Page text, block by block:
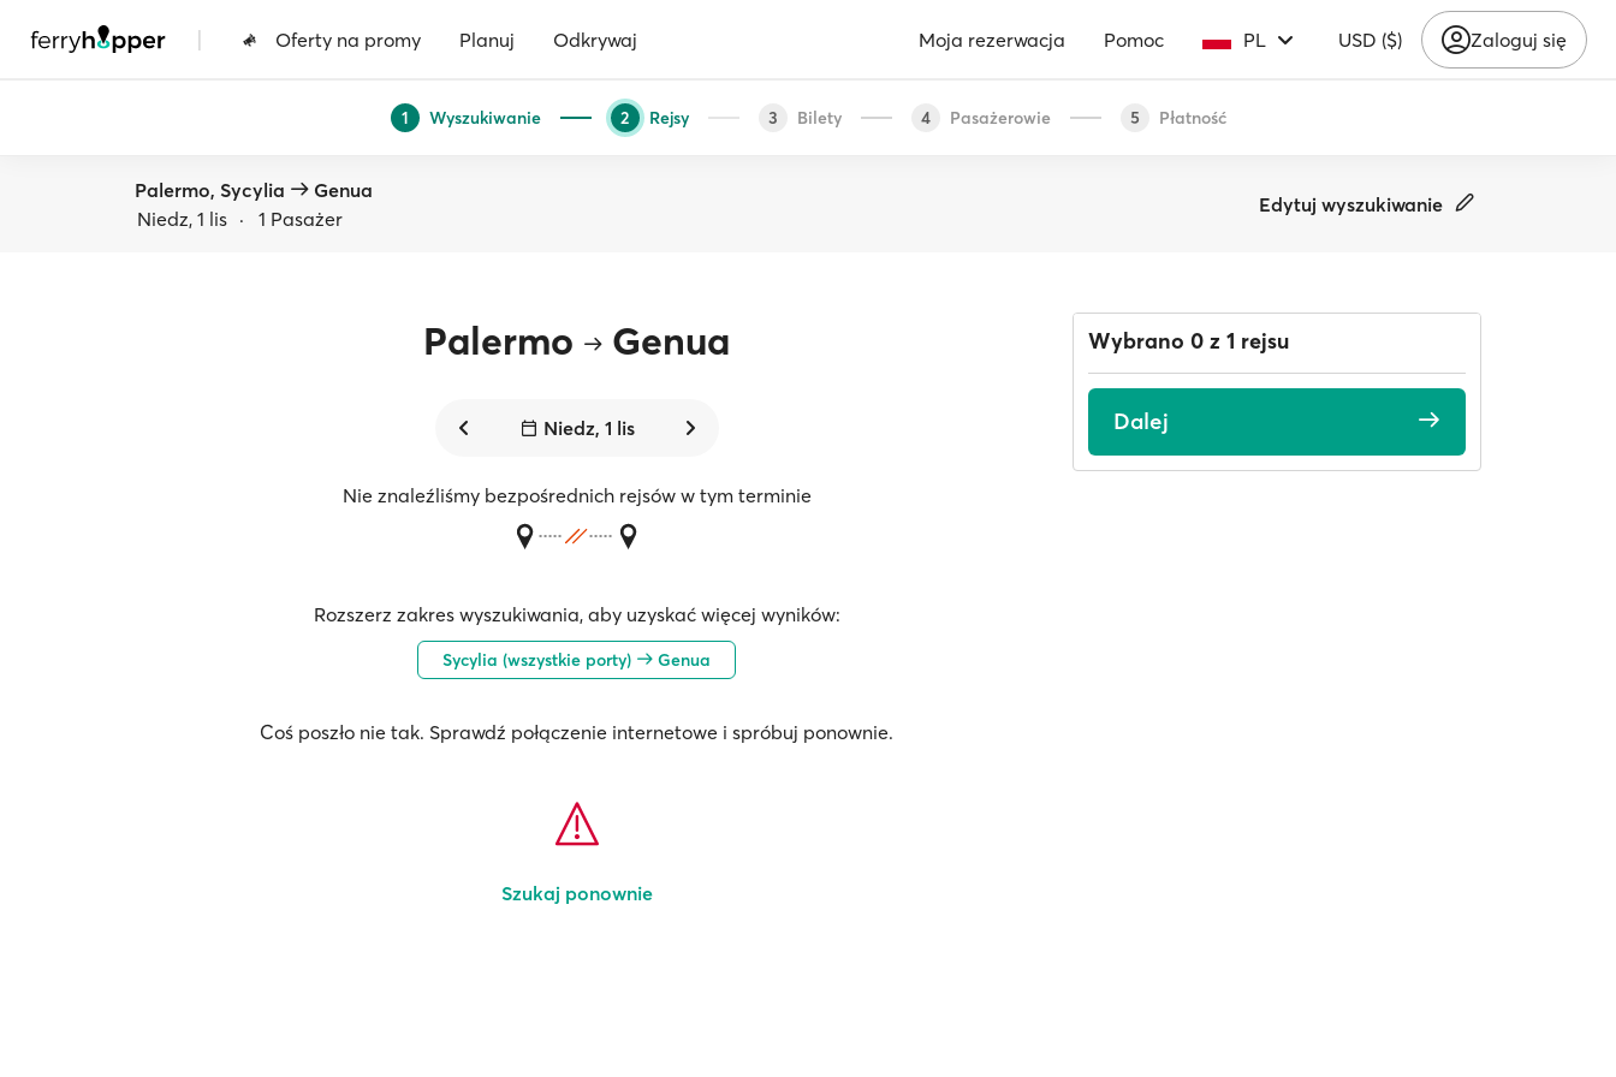
| Oferty na promy Planuj Odkrywaj Moja rezerwacja Pomoc PL USD ($) Zaloguj się
1 Wyszukiwanie 2 Rejsy 3 Bilety 4 Pasażerowie 5 Płatność
Palermo, Sycylia
Genua
Niedz, 1 lis · 1 Pasażer
Edytuj wyszukiwanie
Palermo Genua
Niedz, 1 lis
Nie znaleźliśmy bezpośrednich rejsów w tym terminie
Rozszerz zakres wyszukiwania, aby uzyskać więcej wyników:
Sycylia (wszystkie porty) Genua
Coś poszło nie tak. Sprawdź połączenie internetowe i spróbuj ponownie.
Szukaj ponownie
Wybrano 0 z 1 rejsu
Dalej